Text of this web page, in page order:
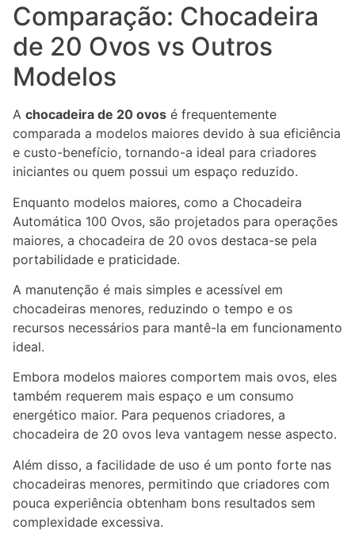
Comparação: Chocadeira
de 20 Ovos vs Outros
Modelos
A chocadeira de 20 ovos é frequentemente
comparada a modelos maiores devido à sua eficiência
e custo-benefício, tornando-a ideal para criadores
iniciantes ou quem possui um espaço reduzido.
Enquanto modelos maiores, como a Chocadeira
Automática 100 Ovos, são projetados para operações
maiores, a chocadeira de 20 ovos destaca-se pela
portabilidade e praticidade.
A manutenção é mais simples e acessível em
chocadeiras menores, reduzindo o tempo e os
recursos necessários para mantê-la em funcionamento
ideal.
Embora modelos maiores comportem mais ovos, eles
também requerem mais espaço e um consumo
energético maior. Para pequenos criadores, a
chocadeira de 20 ovos leva vantagem nesse aspecto.
Além disso, a facilidade de uso é um ponto forte nas
chocadeiras menores, permitindo que criadores com
pouca experiência obtenham bons resultados sem
complexidade excessiva.